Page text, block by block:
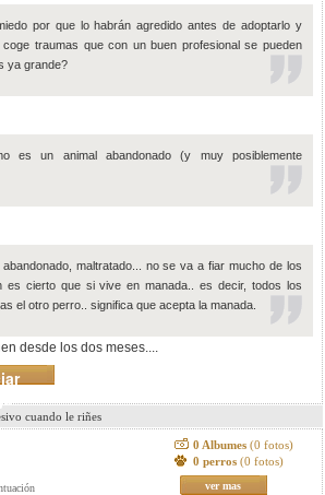
por que lo habrán agredido antes de adoptarlo y
traumas que con un buen profesional se pueden
ya grande?
es un animal abandonado (y muy posiblemente
maltratado... no se va a fiar mucho de los
es cierto que si vive en manada.. es decir, todos los
el otro perro.. significa que acepta la manada.
desde los dos meses....
cuando le riñes
0 Albumes (0 fotos)
0 perros (0 fotos)
ver mas